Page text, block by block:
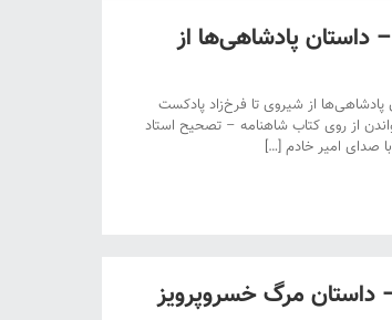
پادشاهی‌ها از
از شیروی تا فرخ‌زاد پادکست
از روی کتاب شاهنامه – تصحیح استاد
صدای امیر خادم […]
مرگ خسروپرویز